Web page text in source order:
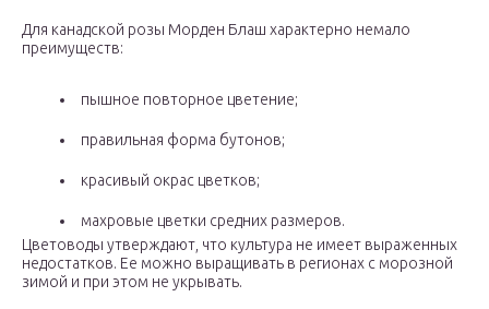
Для канадской розы Морден Блаш характерно немало
преимуществ:
пышное повторное цветение;
правильная форма бутонов;
красивый окрас цветков;
махровые цветки средних размеров.
Цветоводы утверждают, что культура не имеет выраженных
недостатков. Ее можно выращивать в регионах с морозной
зимой и при этом не укрывать.